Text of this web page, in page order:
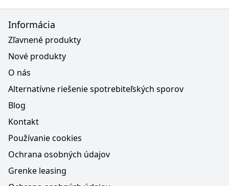
Informácia
Zľavnené produkty
Nové produkty
O nás
Alternatívne riešenie spotrebiteľských sporov
Blog
Kontakt
Používanie cookies
Ochrana osobných údajov
Grenke leasing